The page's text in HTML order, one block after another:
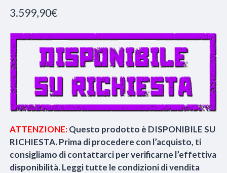
3.599,90€
ATTENZIONE:Questo prodotto è DISPONIBILE SU
RICHIESTA. Prima di procedere con l’acquisto, ti
consigliamo di contattarci per verificarne l’effettiva
disponibilità. Leggi tutte le condizioni di vendita